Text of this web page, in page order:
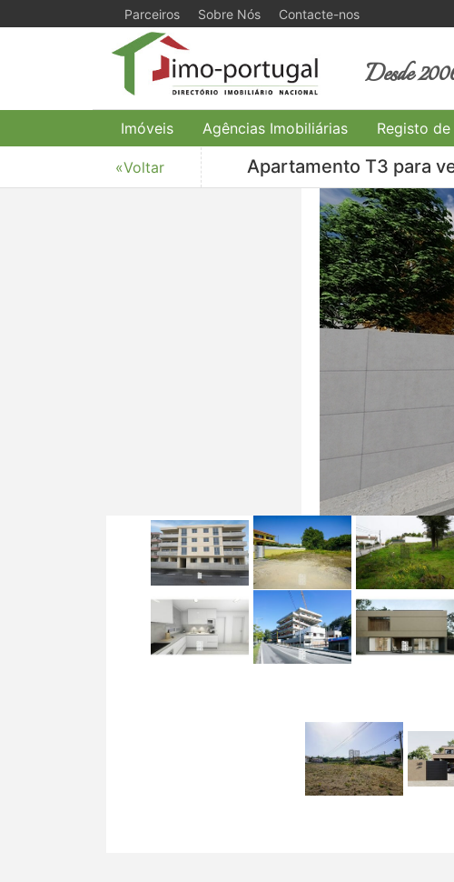
Parceiros Sobre Nós Contacte-nos
Desde
Imóveis Agências Imobiliárias Registo
«Voltar Apartamento T3 para